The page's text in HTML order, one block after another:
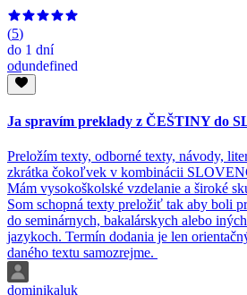
(5)
do 1 dní
odundefined
Ja spravím preklady z ČEŠTINY do
Preložím texty, odborné texty, návody,
zkrátka čokoľvek v kombinácii
Mám vysokoškolské vzdelanie a široké
Som schopná texty preložiť tak aby boli
do seminárnych, bakalárskych alebo
jazykoch. Termín dodania je len
daného textu samozrejme.
dominikaluk